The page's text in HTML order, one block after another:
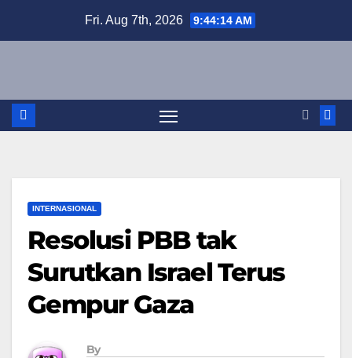
Fri. Aug 7th, 2026 9:44:15 AM
INTERNASIONAL
Resolusi PBB tak
Surutkan Israel Terus
Gempur Gaza
By